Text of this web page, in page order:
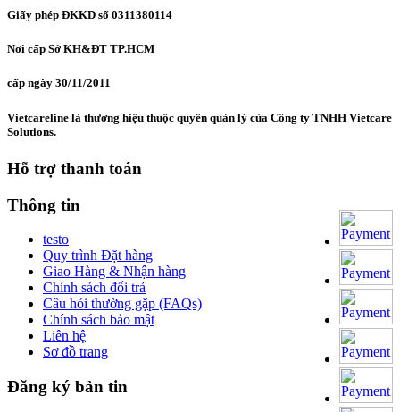
Giấy phép ĐKKD số 0311380114
Nơi cấp Sở KH&ĐT TP.HCM
cấp ngày 30/11/2011
Vietcareline là thương hiệu thuộc quyền quản lý của Công ty TNHH Vietcare
Solutions.
Hỗ trợ thanh toán
Thông tin
testo
Quy trình Đặt hàng
Giao Hàng & Nhận hàng
Chính sách đổi trả
Câu hỏi thường gặp (FAQs)
Chính sách bảo mật
Liên hệ
Sơ đồ trang
Đăng ký bản tin